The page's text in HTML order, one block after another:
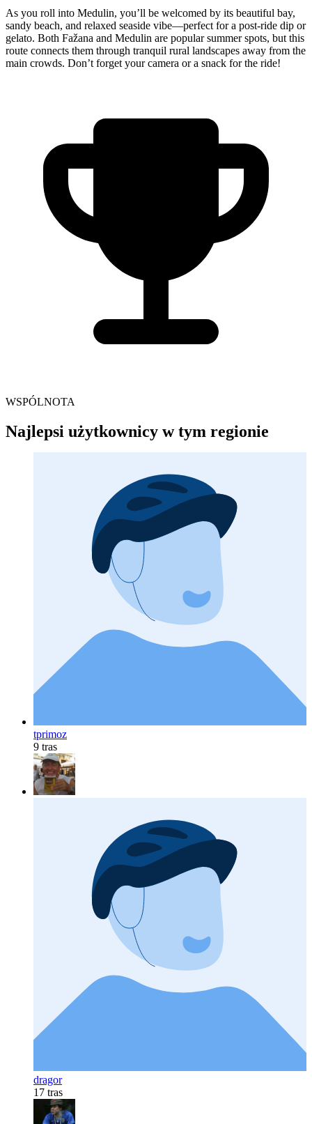
As you roll into Medulin, you’ll be welcomed by its beautiful bay,
sandy beach, and relaxed seaside vibe—perfect for a post-ride dip or
gelato. Both Fažana and Medulin are popular summer spots, but this
route connects them through tranquil rural landscapes away from the
main crowds. Don’t forget your camera or a snack for the ride!
WSPÓLNOTA
Najlepsi użytkownicy w tym regionie
tprimoz
9 tras
dragor
17 tras